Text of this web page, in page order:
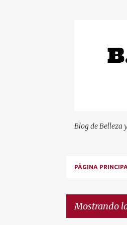
Blog de Belleza
PÁGINA
Mostrando